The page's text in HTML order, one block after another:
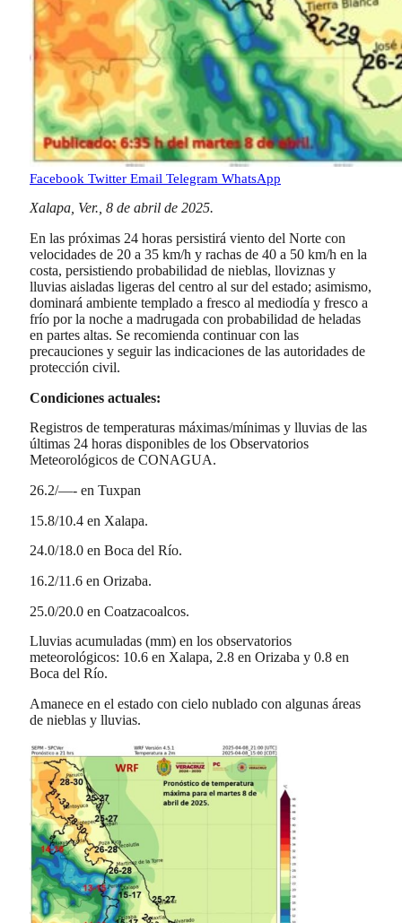
Facebook Twitter Email Telegram WhatsApp
Xalapa, Ver., 8 de abril de 2025.
En las próximas 24 horas persistirá viento del Norte con
velocidades de 20 a 35 km/h y rachas de 40 a 50 km/h en la
costa, persistiendo probabilidad de nieblas, lloviznas y
lluvias aisladas ligeras del centro al sur del estado; asimismo,
dominará ambiente templado a fresco al mediodía y fresco a
frío por la noche a madrugada con probabilidad de heladas
en partes altas. Se recomienda continuar con las
precauciones y seguir las indicaciones de las autoridades de
protección civil.
Condiciones actuales:
Registros de temperaturas máximas/mínimas y lluvias de las
últimas 24 horas disponibles de los Observatorios
Meteorológicos de CONAGUA.
26.2/—- en Tuxpan
15.8/10.4 en Xalapa.
24.0/18.0 en Boca del Río.
16.2/11.6 en Orizaba.
25.0/20.0 en Coatzacoalcos.
Lluvias acumuladas (mm) en los observatorios
meteorológicos: 10.6 en Xalapa, 2.8 en Orizaba y 0.8 en
Boca del Río.
Amanece en el estado con cielo nublado con algunas áreas
de nieblas y lluvias.